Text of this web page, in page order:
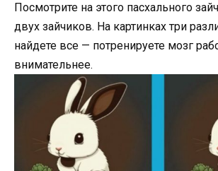
Посмотрите на этого пасхального
двух зайчиков. На картинках три
найдете все — потренируете мозг
внимательнее.